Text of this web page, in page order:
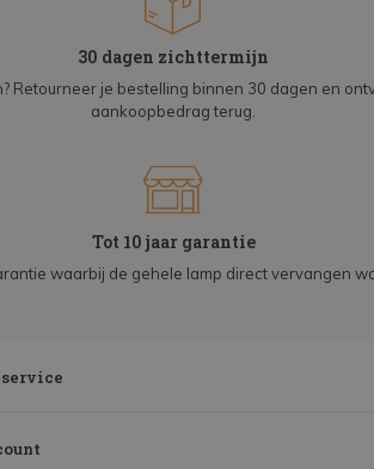
30 dagen zichttermijn
Retourneer je bestelling binnen 30 dagen en
aankoopbedrag terug.
Tot 10 jaar garantie
waarbij de gehele lamp direct vervangen